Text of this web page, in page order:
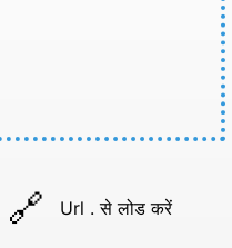
Url . से लोड करें